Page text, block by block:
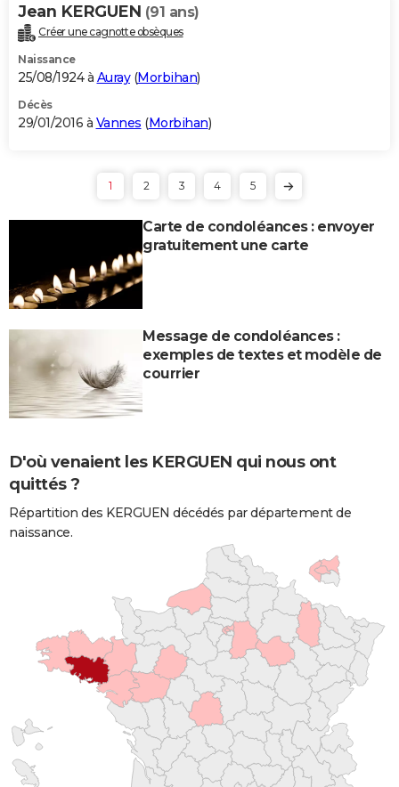
Jean KERGUEN (91 ans)
Créer une cagnotte obsèques
Naissance
25/08/1924 à Auray(Morbihan)
Décès
29/01/2016 à Vannes (Morbihan)
1 2 3 4 5
Carte de condoléances : envoyer
gratuitement une carte
Message de condoléances :
exemples de textes et modèle de
courrier
D'où venaient les KERGUEN qui nous ont
quittés ?
Répartition des KERGUEN décédés par département de
naissance.